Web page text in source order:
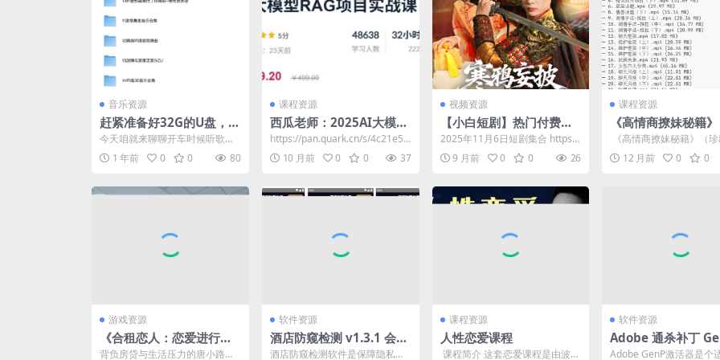
音乐资源
赶紧准备好32G的U盘，将
这“精选24G车载音乐”收
入囊中
今天咱就来聊聊开车时候听歌这
档子事儿。大家平时开车都咋听
歌呢？是用车机流量直接播...
1 年前 0 0 80
课程资源
西瓜老师：2025AI大模型
RAG项目实战课 价值399
元
https://pan.quark.cn/s/4c21e5d
14f5d​
10 月前 0 0 37
视频资源
【小白短剧】热门付费短
剧资源分享2025年11月6
日 69部
2025年11月6日短剧集合 https://
pan.quark.cn/s/95...
9 月前 0 0 26
课程资源
《高情商撩妹秘籍
藏版）74节视频课
《高情商撩妹秘籍》（
74节视频课程/ │ ├...
12 月前 0 0
游戏资源
《合租恋人：恋爱进行
时》Build.23249832 真
背负房贷与生活压力的唐小路，
软件资源
酒店防窥检测 v1.3.1 会员
版 检测针孔偷拍摄像头
酒店防窥检测软件是保障隐私安
课程资源
人性恋爱课程
​ 课程简介 这套恋爱课程是由波波
软件资源
Adobe 通杀补丁
ii
Adobe GenP激活器是个